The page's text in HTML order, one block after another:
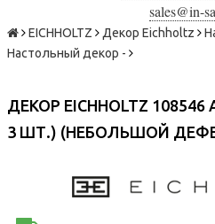
sales@in-
EICHHOLTZ Декор Eichholtz
Настольный декор -
ДЕКОР EICHHOLTZ 108546
3 ШТ.) (НЕБОЛЬШОЙ